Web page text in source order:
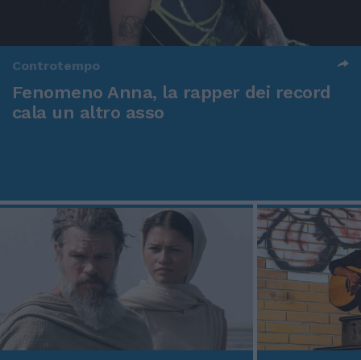
Controtempo
Fenomeno Anna, la rapper dei record
cala un altro asso